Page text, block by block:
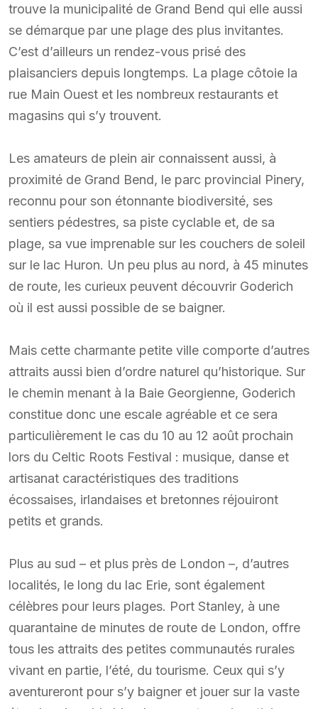
trouve la municipalité de Grand Bend qui elle aussi
se démarque par une plage des plus invitantes.
C’est d’ailleurs un rendez-vous prisé des
plaisanciers depuis longtemps. La plage côtoie la
rue Main Ouest et les nombreux restaurants et
magasins qui s’y trouvent.
Les amateurs de plein air connaissent aussi, à
proximité de Grand Bend, le parc provincial Pinery,
reconnu pour son étonnante biodiversité, ses
sentiers pédestres, sa piste cyclable et, de sa
plage, sa vue imprenable sur les couchers de soleil
sur le lac Huron. Un peu plus au nord, à 45 minutes
de route, les curieux peuvent découvrir Goderich
où il est aussi possible de se baigner.
Mais cette charmante petite ville comporte d’autres
attraits aussi bien d’ordre naturel qu’historique. Sur
le chemin menant à la Baie Georgienne, Goderich
constitue donc une escale agréable et ce sera
particulièrement le cas du 10 au 12 août prochain
lors du Celtic Roots Festival : musique, danse et
artisanat caractéristiques des traditions
écossaises, irlandaises et bretonnes réjouiront
petits et grands.
Plus au sud – et plus près de London –, d’autres
localités, le long du lac Erie, sont également
célèbres pour leurs plages. Port Stanley, à une
quarantaine de minutes de route de London, offre
tous les attraits des petites communautés rurales
vivant en partie, l’été, du tourisme. Ceux qui s’y
aventureront pour s’y baigner et jouer sur la vaste